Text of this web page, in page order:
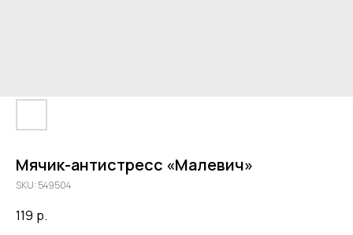
Мячик-антистресс «Малевич»
SKU: 549504
119 р.